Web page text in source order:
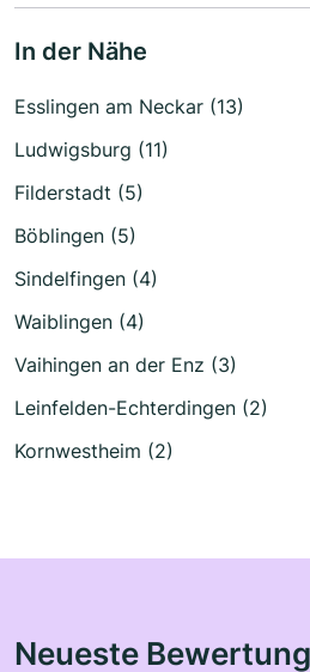
In der Nähe
Esslingen am Neckar (13)
Ludwigsburg (11)
Filderstadt (5)
Böblingen (5)
Sindelfingen (4)
Waiblingen (4)
Vaihingen an der Enz (3)
Leinfelden-Echterdingen (2)
Kornwestheim (2)
Neueste